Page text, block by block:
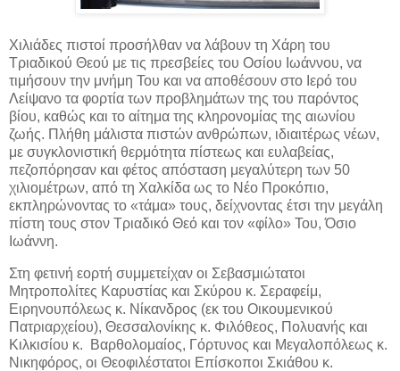
Χιλιάδες πιστοί προσήλθαν να λάβουν τη Χάρη του
Τριαδικού Θεού με τις πρεσβείες του Οσίου Ιωάννου, να
τιμήσουν την μνήμη Του και να αποθέσουν στο Ιερό του
Λείψανο τα φορτία των προβλημάτων της του παρόντος
βίου, καθώς και το αίτημα της κληρονομίας της αιωνίου
ζωής. Πλήθη μάλιστα πιστών ανθρώπων, ιδιαιτέρως νέων,
με συγκλονιστική θερμότητα πίστεως και ευλαβείας,
πεζοπόρησαν και φέτος απόσταση μεγαλύτερη των 50
χιλιομέτρων, από τη Χαλκίδα ως το Νέο Προκόπιο,
εκπληρώνοντας το «τάμα» τους, δείχνοντας έτσι την μεγάλη
πίστη τους στον Τριαδικό Θεό και τον «φίλο» Του, Όσιο
Ιωάννη.
Στη φετινή εορτή συμμετείχαν οι Σεβασμιώτατοι
Μητροπολίτες Καρυστίας και Σκύρου κ. Σεραφείμ,
Ειρηνουπόλεως κ. Νίκανδρος (εκ του Οικουμενικού
Πατριαρχείου), Θεσσαλονίκης κ. Φιλόθεος, Πολυανής και
Κιλκισίου κ. Βαρθολομαίος, Γόρτυνος και Μεγαλοπόλεως κ.
Νικηφόρος, οι Θεοφιλέστατοι Επίσκοποι Σκιάθου κ.